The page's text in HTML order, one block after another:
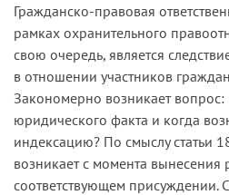
Гражданско-правовая
рамках охранительного
свою очередь, является
в отношении участников
Закономерно возникает
юридического факта и когда
индексацию? По смыслу статьи
возникает с момента вынесения
соответствующем присуждении.